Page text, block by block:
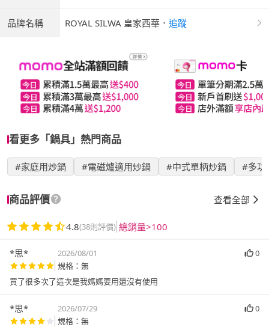
品牌名稱 ROYAL SILWA 皇家西華 ． 追蹤
看更多「鍋具」熱門商品
#家庭用炒鍋 #電磁爐適用炒鍋 #中式單柄炒鍋 #多功
商品評價 查看全部
4.8(38則評價) 總銷量>100
*思* 2026/08/01
0
規格：無
買了很多次了這次是我媽媽要用還沒有使用
*思* 2026/07/29
0
規格：無